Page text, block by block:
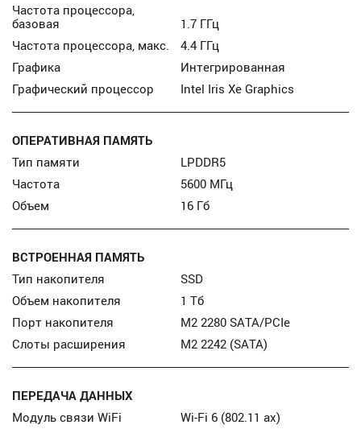
Частота процессора,
базовая
1.7 ГГц
Частота процессора, макс.
4.4 ГГц
Графика
Интегрированная
Графический процессор
Intel Iris Xe Graphics
ОПЕРАТИВНАЯ ПАМЯТЬ
Тип памяти
LPDDR5
Частота
5600 МГц
Объем
16 Гб
ВСТРОЕННАЯ ПАМЯТЬ
Тип накопителя
SSD
Объем накопителя
1 Тб
Порт накопителя
М2 2280 SATA/PCIe
Слоты расширения
M2 2242 (SATA)
ПЕРЕДАЧА ДАННЫХ
Модуль связи WiFi
Wi-Fi 6 (802.11 ax)